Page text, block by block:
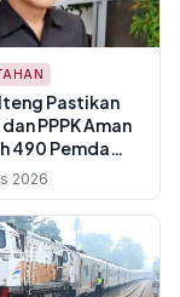
Pastikan
PPPK Aman
490 Pemda
Transfer
Kunci
2026